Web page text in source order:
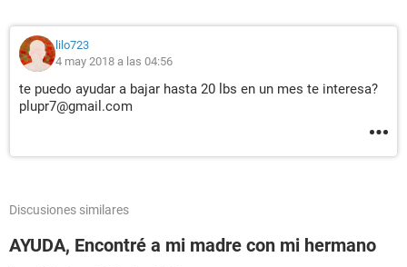
lilo723
4 may 2018 a las 04:56
te puedo ayudar a bajar hasta 20 lbs en un mes te interesa?
plupr7@gmail.com
Discusiones similares
AYUDA, Encontré a mi madre con mi hermano